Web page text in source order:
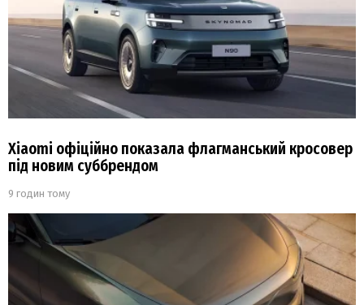
Xiaomi офіційно показала флагманський кросовер
під новим суббрендом
9 годин тому